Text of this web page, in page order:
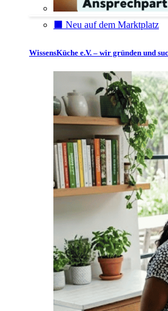
⬛️ Neu auf dem Marktplatz
WissensKüche e.V. – wir gründen und